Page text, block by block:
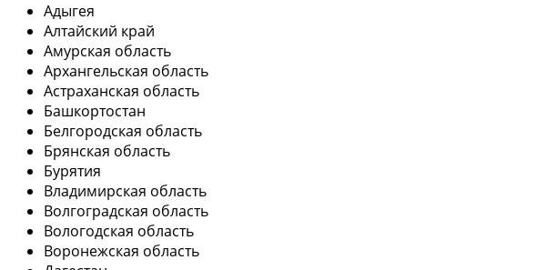
Адыгея
Алтайский край
Амурская область
Архангельская область
Астраханская область
Башкортостан
Белгородская область
Брянская область
Бурятия
Владимирская область
Волгоградская область
Вологодская область
Воронежская область